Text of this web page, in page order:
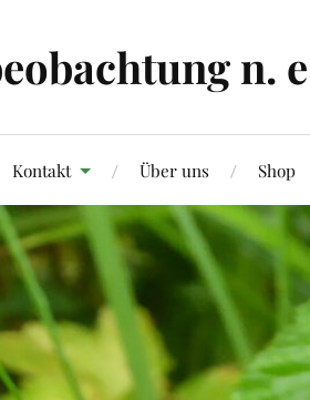
n.
Kontakt Über uns Shop